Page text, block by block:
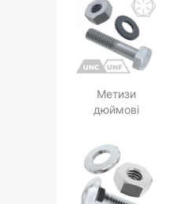
Метизи
дюймові